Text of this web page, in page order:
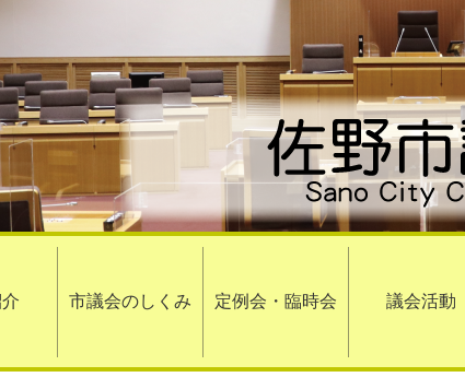
市議会のしくみ 定例会・臨時会 議会活動